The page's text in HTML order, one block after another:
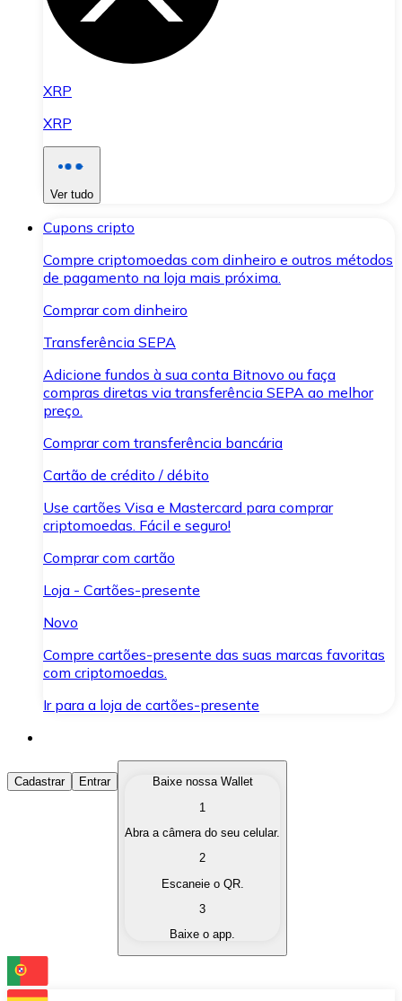
XRP
XRP
Ver tudo
Cupons cripto
Compre criptomoedas com dinheiro e outros métodos
de pagamento na loja mais próxima.
Comprar com dinheiro
Transferência SEPA
Adicione fundos à sua conta Bitnovo ou faça
compras diretas via transferência SEPA ao melhor
preço.
Comprar com transferência bancária
Cartão de crédito / débito
Use cartões Visa e Mastercard para comprar
criptomoedas. Fácil e seguro!
Comprar com cartão
Loja - Cartões-presente
Novo
Compre cartões-presente das suas marcas favoritas
com criptomoedas.
Ir para a loja de cartões-presente
Comprar Criptomoedas
Compre as criptomoedas de seu interesse de forma
Converta suas criptomoedas em moeda fiduciária
Troque uma criptomoeda por outra
Cadastrar Entrar
Baixe nossa Wallet
1
Abra a câmera do seu celular.
2
Escaneie o QR.
3
Baixe o app.